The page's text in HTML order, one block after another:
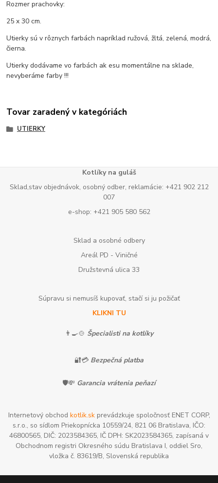
Rozmer prachovky:
25 x 30 cm.
Utierky sú v rôznych farbách napríklad ružová, žltá, zelená, modrá,
čierna.
Utierky dodávame vo farbách ak esu momentálne na sklade,
nevyberáme farby !!!
Tovar zaradený v kategóriách
UTIERKY
Kotlíky na guláš
Sklad,stav objednávok, osobný odber, reklamácie: +421 902 212
007
e-shop: +421 905 580 562
Sklad a osobné odbery
Areál PD - Viničné
Družstevná ulica 33
Súpravu si nemusíš kupovať, stačí si ju požičať
KLIKNI TU
👨‍🍳🍲 Špecialisti na kotlíky
🔐💳 Bezpečná platba
🛡️💸 Garancia vrátenia peňazí
Internetový obchod kotlik.skprevádzkuje spoločnosť ENET CORP,
s.r.o., so sídlom Priekopnícka 10559/24, 821 06 Bratislava, IČO:
46800565, DIČ: 2023584365, IČ DPH: SK2023584365, zapísaná v
Obchodnom registri Okresného súdu Bratislava I, oddiel Sro,
vložka č. 83619/B, Slovenská republika